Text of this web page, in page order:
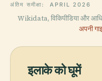
अंतिम समीक्षा: APRIL 2026
Wikidata, विकिपीडिया और
अपनी
इलाके को घूमें